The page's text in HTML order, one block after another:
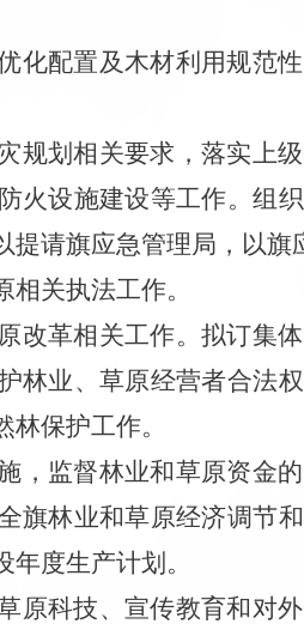
化配置及木材利用规范
规划相关要求，落实
火设施建设等工作。组
请旗应急管理局，以旗
相关执法工作。
改革相关工作。拟订
林业、草原经营者合法
保护工作。
，监督林业和草原资金
旗林业和草原经济调节
度生产计划。
原科技、宣传教育和对